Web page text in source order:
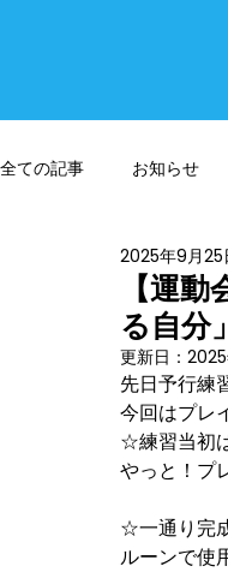
全ての記事 お知らせ
【運
る自分」
2025年9月25
更新日： 2025
先日予行練
今回はプレ
☆練習当初
やっと！プ
☆一通り完
ルーンで使